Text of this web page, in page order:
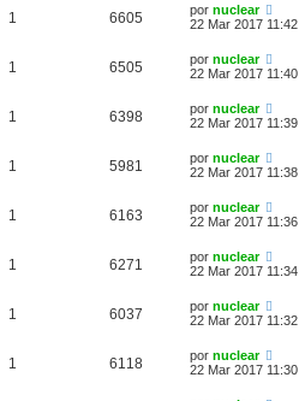
1 6605 por nuclear
22 Mar 2017 11:42
1 6505 por nuclear
22 Mar 2017 11:40
1 6398 por nuclear
22 Mar 2017 11:39
1 5981 por nuclear
22 Mar 2017 11:38
1 6163 por nuclear
22 Mar 2017 11:36
1 6271 por nuclear
22 Mar 2017 11:34
1 6037 por nuclear
22 Mar 2017 11:32
1 6118 por nuclear
22 Mar 2017 11:30